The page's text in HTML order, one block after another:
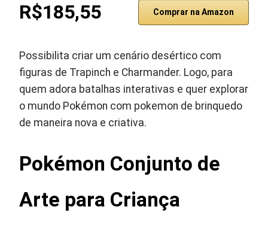
R$185,55 Comprar na Amazon
Possibilita criar um cenário desértico com
figuras de Trapinch e Charmander. Logo, para
quem adora batalhas interativas e quer explorar
o mundo Pokémon com pokemon de brinquedo
de maneira nova e criativa.
Pokémon Conjunto de
Arte para Criança